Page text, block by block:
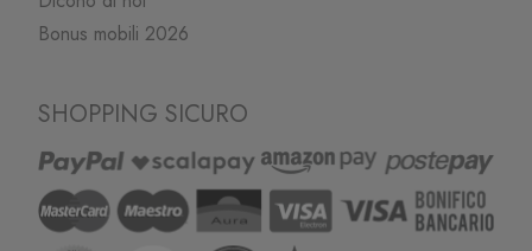
Bonus mobili 2026
SHOPPING SICURO